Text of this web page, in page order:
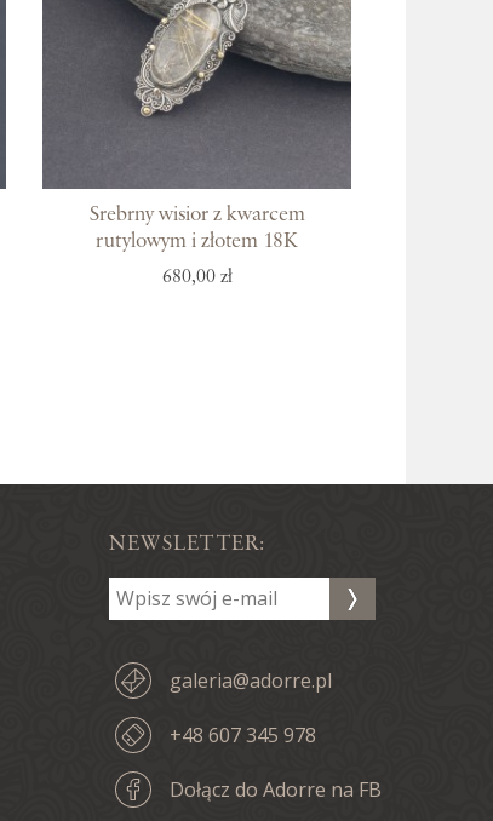
Srebrny wisior z kwarcem
rutylowym i złotem 18K
680,00 zł
NEWSLETTER:
galeria@adorre.pl
+48 607 345 978
Dołącz do Adorre na FB